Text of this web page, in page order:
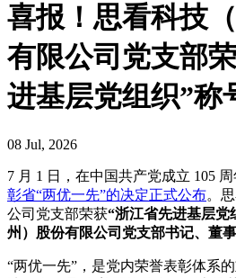
喜报！思看科技
有限公司党支部
进基层党组织”称
08 Jul, 2026
7 月 1 日，在中国共产党成立 105 周
彰省“两优一先”的决定正式公布。
公司党支部荣获“浙江省先进基层党
州）股份有限公司党支部书记、董
“两优一先”，是党内荣誉表彰体系